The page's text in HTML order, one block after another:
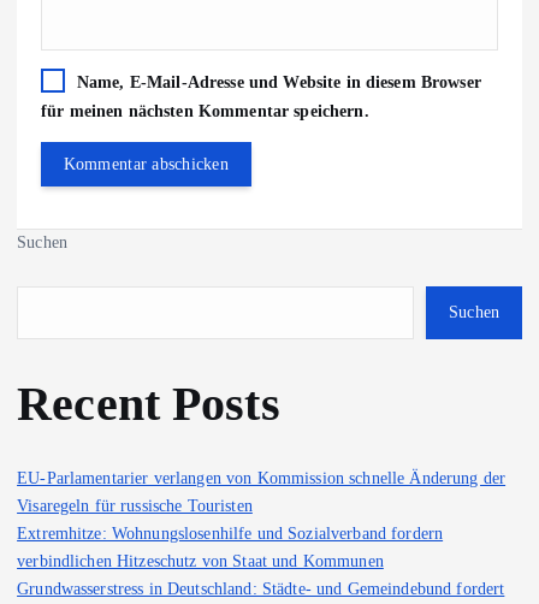
Name, E-Mail-Adresse und Website in diesem Browser
für meinen nächsten Kommentar speichern.
Suchen
Suchen
Recent Posts
EU-Parlamentarier verlangen von Kommission schnelle Änderung der
Visaregeln für russische Touristen
Extremhitze: Wohnungslosenhilfe und Sozialverband fordern
verbindlichen Hitzeschutz von Staat und Kommunen
Grundwasserstress in Deutschland: Städte- und Gemeindebund fordert